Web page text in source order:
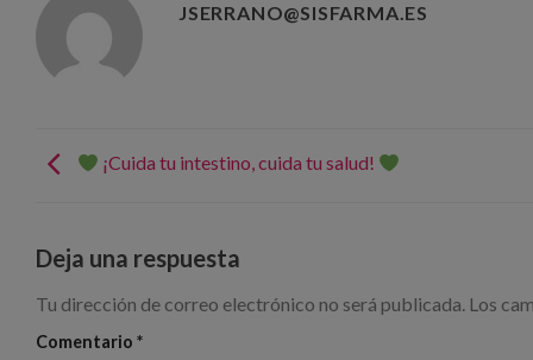
JSERRANO@SISFARMA.ES
¡Cuida tu intestino, cuida tu salud!
Deja una respuesta
Tu dirección de correo electrónico no será publicada. Los
Comentario *